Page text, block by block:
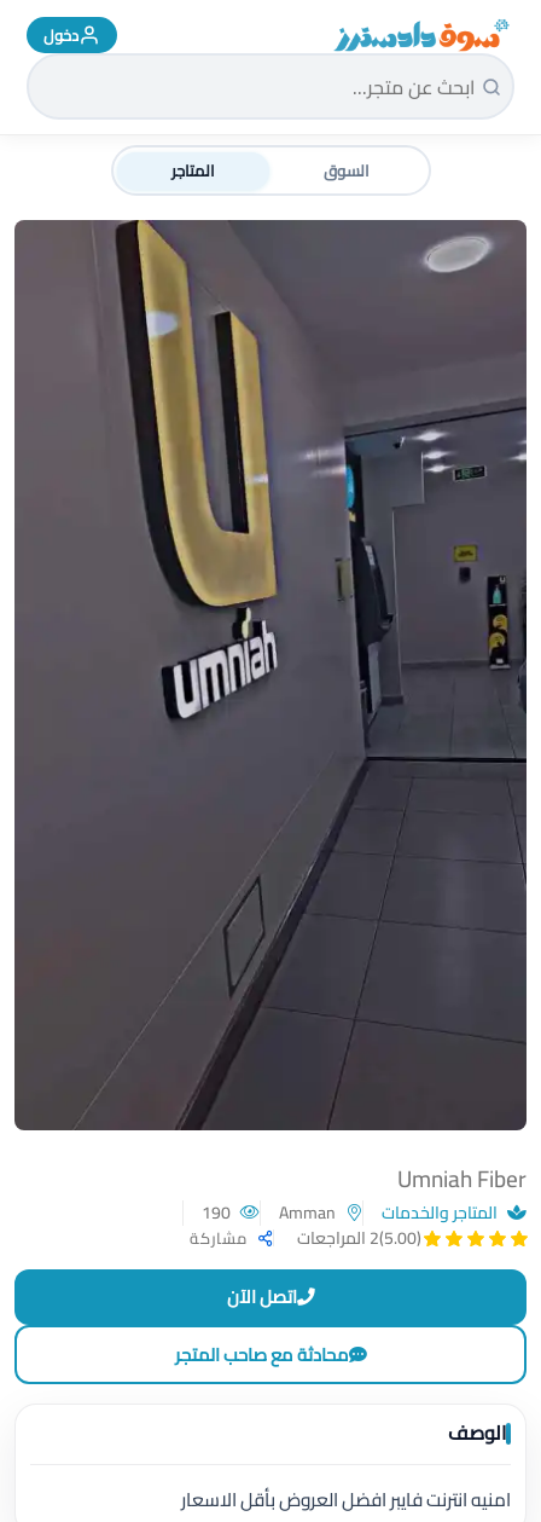
سوق دادسترز الرئيسية دخول
السوق المتاجر
Umniah Fiber
المتاجر والخدمات
(5.00)
2 المراجعات مشاركة
اتصل الآن
محادثة مع صاحب المتجر
الوصف
امنيه انترنت فايبر افضل العروض بأقل الاسعار